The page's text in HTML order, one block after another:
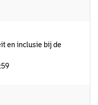
en inclusie bij de